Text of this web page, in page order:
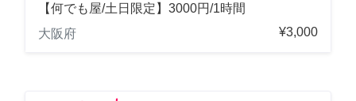
【何でも屋/土日限定】3000円/1時間
大阪府
¥3,000